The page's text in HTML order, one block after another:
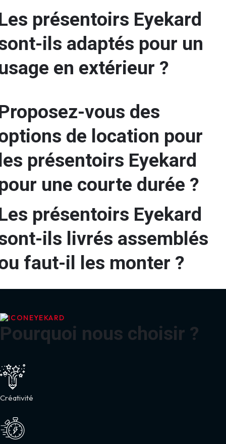
présentoirs Eyekard
ils adaptés pour un
en extérieur ?
vous des
de location pour
présentoirs Eyekard
une courte durée ?
présentoirs Eyekard
ils livrés assemblés
faut-il les monter ?
EYEKARD
Pourquoi nous choisir ?
Créativité